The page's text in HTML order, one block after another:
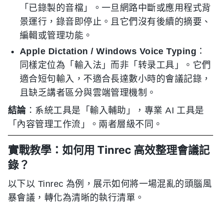
「已錄製的音檔」。一旦網路中斷或應用程式背
景運行，錄音即停止。且它們沒有後續的摘要、
編輯或管理功能。
Apple Dictation / Windows Voice Typing ：
同樣定位為「輸入法」而非「转录工具」。它們
適合短句輸入，不適合長達數小時的會議記錄，
且缺乏講者區分與雲端管理機制。
結論：系統工具是「輸入輔助」，專業 AI 工具是
「內容管理工作流」。兩者層級不同。
實戰教學：如何用 Tinrec 高效整理會議記
錄？
以下以 Tinrec 為例，展示如何將一場混亂的頭腦風
暴會議，轉化為清晰的執行清單。